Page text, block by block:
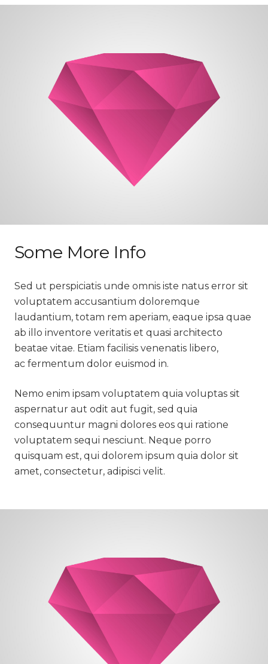
Some More Info
Sed ut perspiciatis unde omnis iste natus error sit
voluptatem accusantium doloremque
laudantium, totam rem aperiam, eaque ipsa quae
ab illo inventore veritatis et quasi architecto
beatae vitae. Etiam facilisis venenatis libero,
ac fermentum dolor euismod in.
Nemo enim ipsam voluptatem quia voluptas sit
aspernatur aut odit aut fugit, sed quia
consequuntur magni dolores eos qui ratione
voluptatem sequi nesciunt. Neque porro
quisquam est, qui dolorem ipsum quia dolor sit
amet, consectetur, adipisci velit.